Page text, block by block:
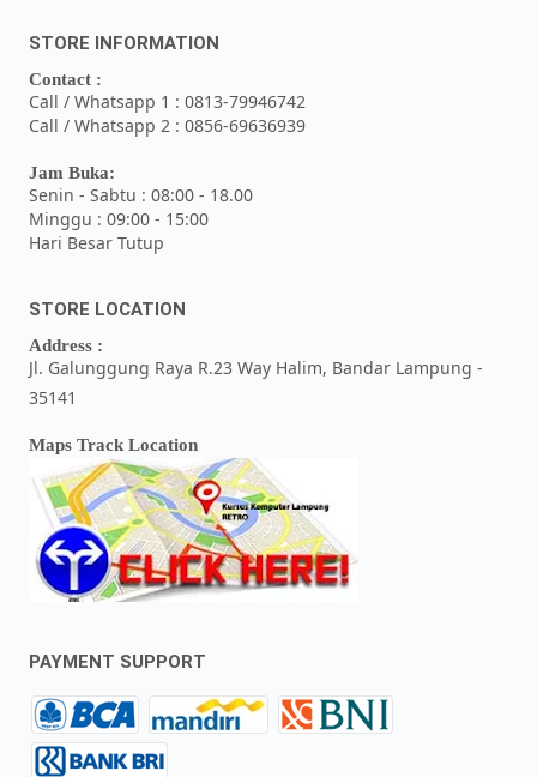
STORE INFORMATION
Contact :
Call / Whatsapp 1 : 0813-79946742
Call / Whatsapp 2 : 0856-69636939
Jam Buka:
Senin - Sabtu : 08:00 - 18.00
Minggu : 09:00 - 15:00
Hari Besar Tutup
STORE LOCATION
Address :
Jl. Galunggung Raya R.23 Way Halim, Bandar Lampung -
35141
Maps Track Location
PAYMENT SUPPORT